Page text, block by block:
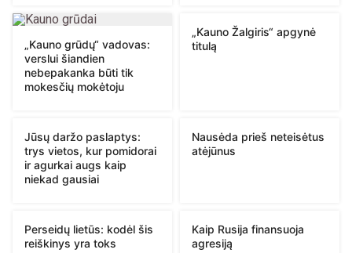
„Kauno grūdų“ vadovas:
verslui šiandien
nebepakanka būti tik
mokesčių mokėtoju
„Kauno Žalgiris“ apgynė
titulą
Jūsų daržo paslaptys:
trys vietos, kur pomidorai
ir agurkai augs kaip
niekad gausiai
Nausėda prieš neteisėtus
atėjūnus
Perseidų lietūs: kodėl šis
reiškinys yra toks
Kaip Rusija finansuoja
agresiją